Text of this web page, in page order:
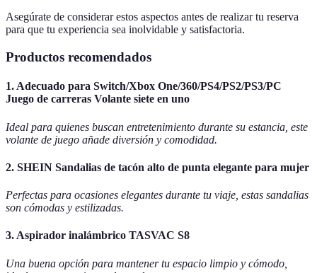
Asegúrate de considerar estos aspectos antes de realizar tu reserva
para que tu experiencia sea inolvidable y satisfactoria.
Productos recomendados
1. Adecuado para Switch/Xbox One/360/PS4/PS2/PS3/PC
Juego de carreras Volante siete en uno
Ideal para quienes buscan entretenimiento durante su estancia, este
volante de juego añade diversión y comodidad.
2. SHEIN Sandalias de tacón alto de punta elegante para mujer
Perfectas para ocasiones elegantes durante tu viaje, estas sandalias
son cómodas y estilizadas.
3. Aspirador inalámbrico TASVAC S8
Una buena opción para mantener tu espacio limpio y cómodo,